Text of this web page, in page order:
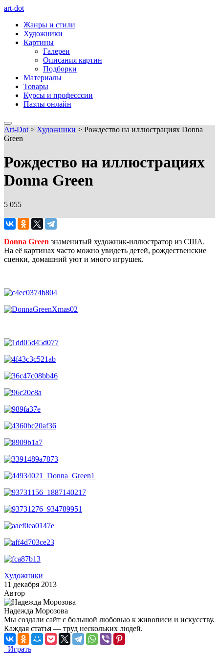
art-dot
Жанры и стили
Художники
Картины
Галереи
Описания картин
Подборки
Материалы
Товары
Курсы и професссии
Пазлы онлайн
Art-Dot > Художники > Рождество на иллюстрациях Donna
Green
Рождество на иллюстрациях
Donna Green
5 055
Donna Green знаменитый художник-иллюстратор из США.
На её картинах часто можно увидеть детей, рождественские
сценки, домашний уют и много игрушек.
Художники
11 декабря 2013
Автор
Надежда Морозова
Мы создали сайт с большой любовью к живописи и искусству.
Каждая статья — труд нескольких людей.
Играть